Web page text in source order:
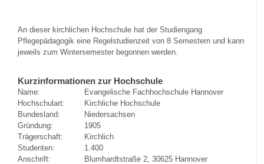
An dieser kirchlichen Hochschule hat der Studiengang
Pflegepädagogik eine Regelstudienzeit von 8 Semestern und kann
jeweils zum Wintersemester begonnen werden.
Kurzinformationen zur Hochschule
Name:
Evangelische Fachhochschule Hannover
Hochschulart:
Kirchliche Hochschule
Bundesland:
Niedersachsen
Gründung:
1905
Trägerschaft:
Kirchlich
Studenten:
1.400
Anschrift:
Blumhardtstraße 2, 30625 Hannover